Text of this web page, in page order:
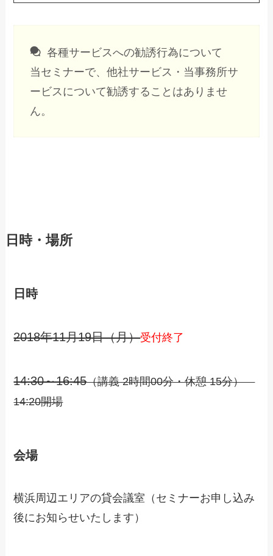
各種サービスへの勧誘行為について
当セミナーで、他社サービス・当事務所サ
ービスについて勧誘することはありませ
ん。
日時・場所
日時
2018年11月19日（月）受付終了
14:30～16:45（講義 2時間00分・休憩 15分）
14:20開場
会場
横浜周辺エリアの貸会議室（セミナーお申し込み
後にお知らせいたします）